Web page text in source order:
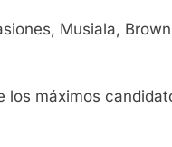
Musiala,
los máximos